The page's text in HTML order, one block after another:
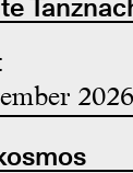
2026